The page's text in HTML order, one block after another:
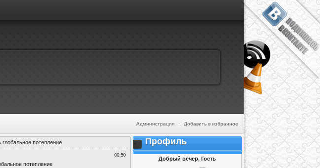
Администрация · Добавить в избранное
потепление
00:50
Профиль
Добрый вечер, Гость